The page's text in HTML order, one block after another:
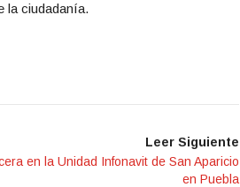
la ciudadanía.
Leer Siguiente
en la Unidad Infonavit de San Aparicio
en Puebla